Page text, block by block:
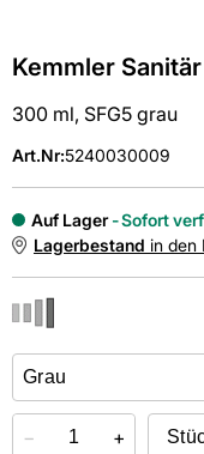
Kemmler
300 ml, SFG5 grau
Art.Nr:5240030009
Auf Lager
Sofort
Lagerbestand in den
− +